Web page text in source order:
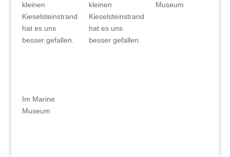
kleinen
Kieselsteinstrand
hat es uns
besser gefallen.
kleinen
Kieselsteinstrand
hat es uns
besser gefallen.
Museum
Im Marine
Museum